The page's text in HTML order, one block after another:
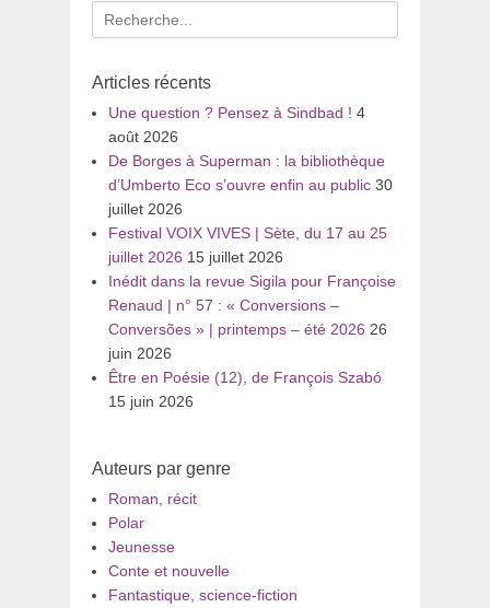
Recherche
pour
Articles récents
Une question ? Pensez à Sindbad ! 4
août 2026
De Borges à Superman : la bibliothèque
d’Umberto Eco s’ouvre enfin au public 30
juillet 2026
Festival VOIX VIVES | Sète, du 17 au 25
juillet 2026 15 juillet 2026
Inédit dans la revue Sigila pour Françoise
Renaud | n° 57 : « Conversions –
Conversões » | printemps – été 2026 26
juin 2026
Être en Poésie (12), de François Szabó
15 juin 2026
Auteurs par genre
Roman, récit
Polar
Jeunesse
Conte et nouvelle
Fantastique, science-fiction